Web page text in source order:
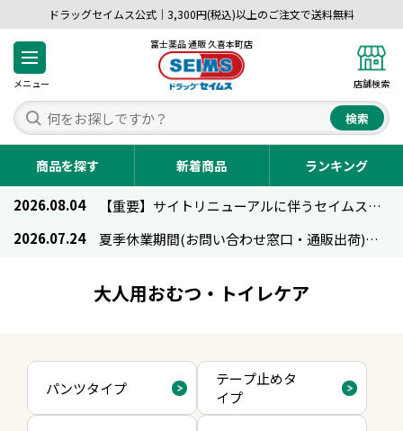
ドラッグセイムス公式｜3,300円(税込)以上のご注文で送料無料
メニュー
富士薬品 通販 久喜本町店
店舗検索
検索
商品を探す 新着商品 ランキング
2026.08.04
【重要】サイトリニューアルに伴うセイムス通販のご利用について
2026.07.24
夏季休業期間(お問い合わせ窓口・通販出荷)のお知らせ
大人用おむつ・トイレケア
パンツタイプ
テープ止めタ
イプ